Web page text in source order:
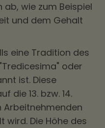
wie zum Beispiel
und dem Gehalt
eine Tradition des
oder
ist. Diese
die 13. bzw. 14.
Arbeitnehmenden
wird. Die Höhe des